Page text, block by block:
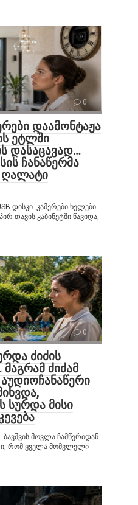
0
დაამონტაჟა
ეტლში
დასაცავად…
ჩანაწერმა
ღალატი
დისკი. კამერები ხელები
თავის კაბინეტში წავიდა,
0
ძიძის
ძიძამ
სურდა მისი
ბავშვის მოვლა ჩამწერიდან
რომ ყველა მომვლელი